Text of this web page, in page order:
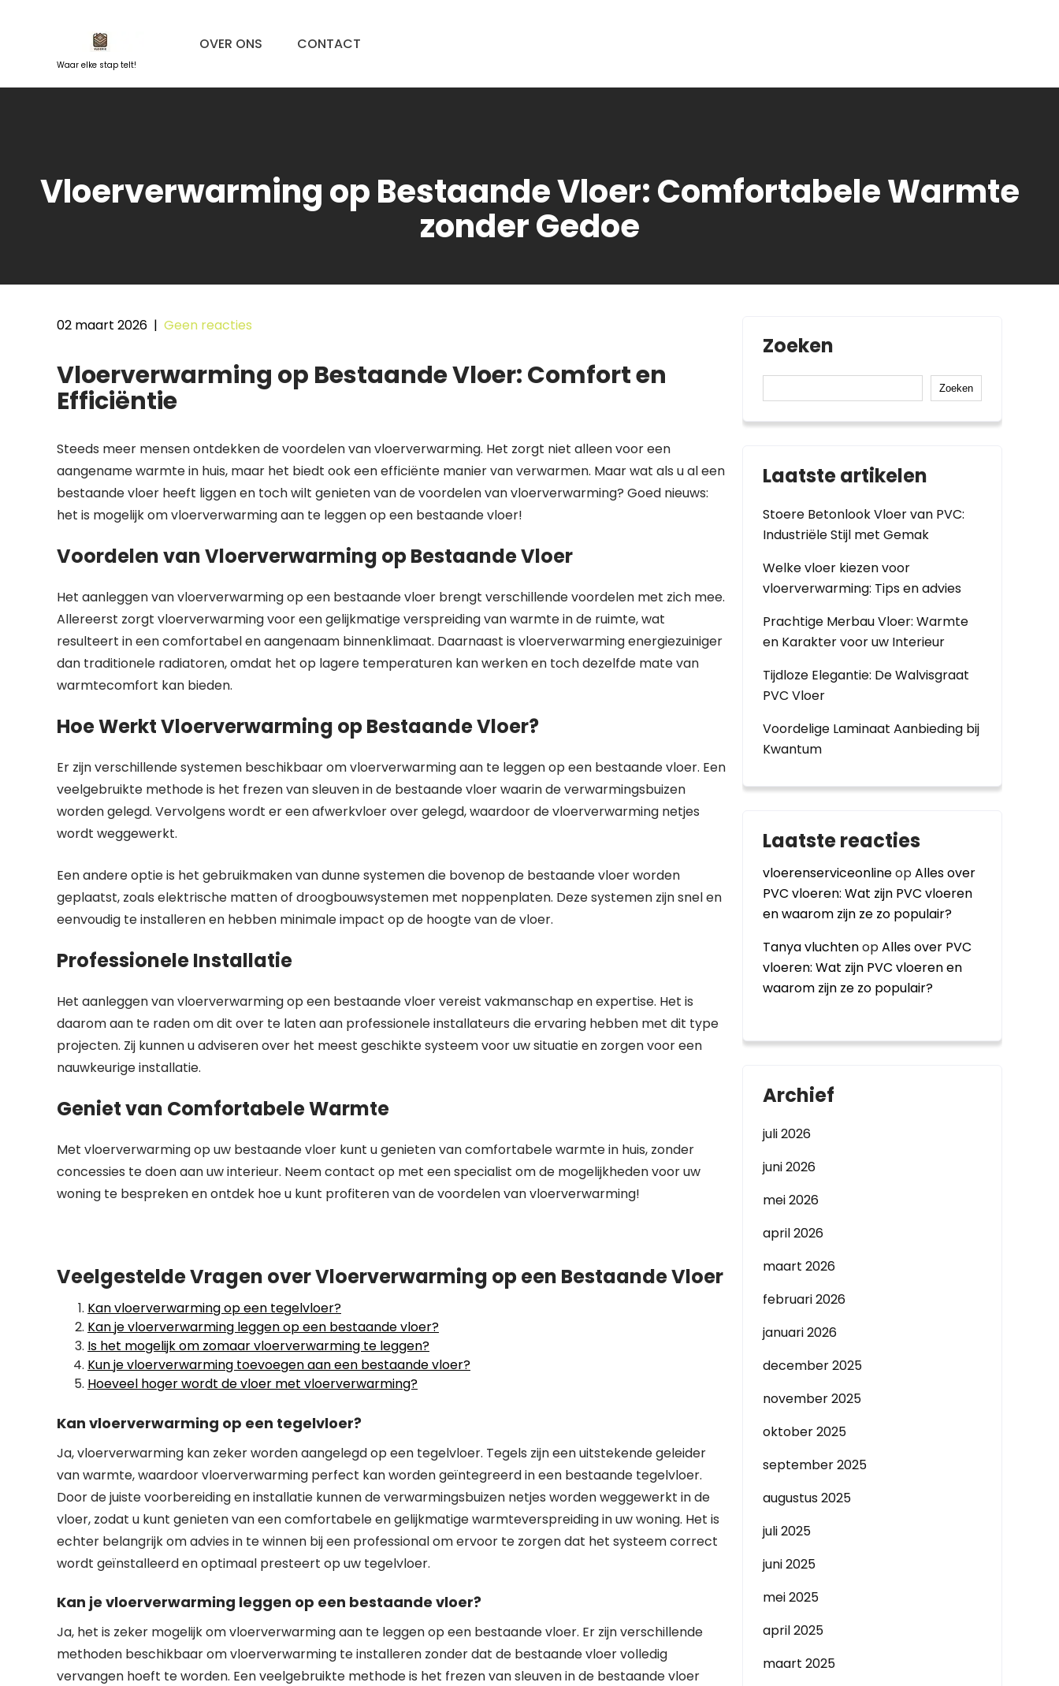
Waar elke stap telt!
OVER ONS CONTACT
Vloerverwarming op Bestaande Vloer: Comfortabele Warmte
zonder Gedoe
02 maart 2026 | Geen reacties
Vloerverwarming op Bestaande Vloer: Comfort en
Efficiëntie
Steeds meer mensen ontdekken de voordelen van vloerverwarming. Het zorgt niet alleen voor een
aangename warmte in huis, maar het biedt ook een efficiënte manier van verwarmen. Maar wat als u al een
bestaande vloer heeft liggen en toch wilt genieten van de voordelen van vloerverwarming? Goed nieuws:
het is mogelijk om vloerverwarming aan te leggen op een bestaande vloer!
Voordelen van Vloerverwarming op Bestaande Vloer
Het aanleggen van vloerverwarming op een bestaande vloer brengt verschillende voordelen met zich mee.
Allereerst zorgt vloerverwarming voor een gelijkmatige verspreiding van warmte in de ruimte, wat
resulteert in een comfortabel en aangenaam binnenklimaat. Daarnaast is vloerverwarming energiezuiniger
dan traditionele radiatoren, omdat het op lagere temperaturen kan werken en toch dezelfde mate van
warmtecomfort kan bieden.
Hoe Werkt Vloerverwarming op Bestaande Vloer?
Er zijn verschillende systemen beschikbaar om vloerverwarming aan te leggen op een bestaande vloer. Een
veelgebruikte methode is het frezen van sleuven in de bestaande vloer waarin de verwarmingsbuizen
worden gelegd. Vervolgens wordt er een afwerkvloer over gelegd, waardoor de vloerverwarming netjes
wordt weggewerkt.
Een andere optie is het gebruikmaken van dunne systemen die bovenop de bestaande vloer worden
geplaatst, zoals elektrische matten of droogbouwsystemen met noppenplaten. Deze systemen zijn snel en
eenvoudig te installeren en hebben minimale impact op de hoogte van de vloer.
Professionele Installatie
Het aanleggen van vloerverwarming op een bestaande vloer vereist vakmanschap en expertise. Het is
daarom aan te raden om dit over te laten aan professionele installateurs die ervaring hebben met dit type
projecten. Zij kunnen u adviseren over het meest geschikte systeem voor uw situatie en zorgen voor een
nauwkeurige installatie.
Geniet van Comfortabele Warmte
Met vloerverwarming op uw bestaande vloer kunt u genieten van comfortabele warmte in huis, zonder
concessies te doen aan uw interieur. Neem contact op met een specialist om de mogelijkheden voor uw
woning te bespreken en ontdek hoe u kunt profiteren van de voordelen van vloerverwarming!
Veelgestelde Vragen over Vloerverwarming op een Bestaande Vloer
Kan vloerverwarming op een tegelvloer?
Kan je vloerverwarming leggen op een bestaande vloer?
Is het mogelijk om zomaar vloerverwarming te leggen?
Kun je vloerverwarming toevoegen aan een bestaande vloer?
Hoeveel hoger wordt de vloer met vloerverwarming?
Kan vloerverwarming op een tegelvloer?
Ja, vloerverwarming kan zeker worden aangelegd op een tegelvloer. Tegels zijn een uitstekende geleider
van warmte, waardoor vloerverwarming perfect kan worden geïntegreerd in een bestaande tegelvloer.
Door de juiste voorbereiding en installatie kunnen de verwarmingsbuizen netjes worden weggewerkt in de
vloer, zodat u kunt genieten van een comfortabele en gelijkmatige warmteverspreiding in uw woning. Het is
echter belangrijk om advies in te winnen bij een professional om ervoor te zorgen dat het systeem correct
wordt geïnstalleerd en optimaal presteert op uw tegelvloer.
Kan je vloerverwarming leggen op een bestaande vloer?
Ja, het is zeker mogelijk om vloerverwarming aan te leggen op een bestaande vloer. Er zijn verschillende
methoden beschikbaar om vloerverwarming te installeren zonder dat de bestaande vloer volledig
vervangen hoeft te worden. Een veelgebruikte methode is het frezen van sleuven in de bestaande vloer
Zoeken
Zoeken
Laatste artikelen
Stoere Betonlook Vloer van PVC:
Industriële Stijl met Gemak
Welke vloer kiezen voor
vloerverwarming: Tips en advies
Prachtige Merbau Vloer: Warmte
en Karakter voor uw Interieur
Tijdloze Elegantie: De Walvisgraat
PVC Vloer
Voordelige Laminaat Aanbieding bij
Kwantum
Laatste reacties
vloerenserviceonlineopAlles over
PVC vloeren: Wat zijn PVC vloeren
en waarom zijn ze zo populair?
Tanya vluchtenopAlles over PVC
vloeren: Wat zijn PVC vloeren en
waarom zijn ze zo populair?
Archief
juli 2026
juni 2026
mei 2026
april 2026
maart 2026
februari 2026
januari 2026
december 2025
november 2025
oktober 2025
september 2025
augustus 2025
juli 2025
juni 2025
mei 2025
april 2025
maart 2025